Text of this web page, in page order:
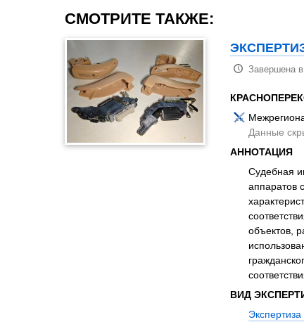
СМОТРИТЕ ТАКЖЕ:
Завершена
Данные
АННОТАЦИЯ
Судебная
аппаратов
объектов,
ВИД